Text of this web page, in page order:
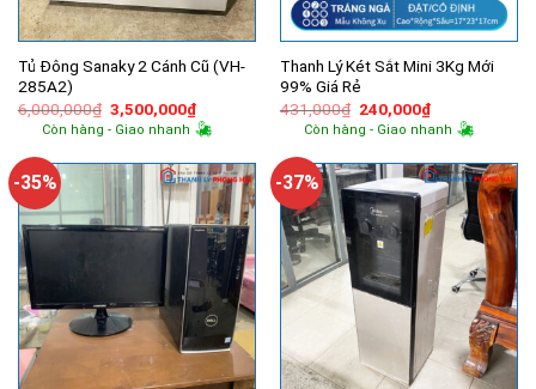
Tủ Đông Sanaky 2 Cánh Cũ (VH-
285A2)
6,000,000₫ Giá
gốc
là:
3,500,000₫Giá
hiện
tại
3,500,000₫.
Còn hàng - Giao nhanh
Thanh Lý Két Sắt Mini 3Kg Mới
99% Giá Rẻ
431,000₫ Giá
gốc
là:
240,000₫Giá
hiện
tại
240,000₫.
Còn hàng - Giao nhanh
-35% -37%